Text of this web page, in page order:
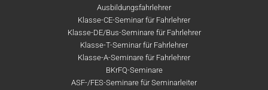
Ausbildungsfahrlehrer
Klasse-CE-Seminar für Fahrlehrer
Klasse-DE/Bus-Seminare für Fahrlehrer
Klasse-T-Seminar für Fahrlehrer
Klasse-A-Seminare für Fahrlehrer
BKrFQ-Seminare
ASF-/FES-Seminare für Seminarleiter